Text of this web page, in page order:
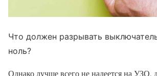
Что должен разрывать
ноль?
Однако лучше всего не надеется на УЗО,